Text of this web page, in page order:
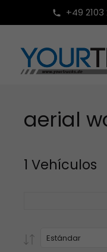
+49
aerial
1 Vehículos
Estándar